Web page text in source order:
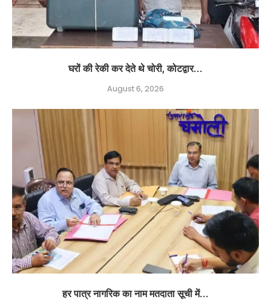
घरों की रेकी कर देते थे चोरी, कोटद्वार...
August 6, 2026
हर पात्र नागरिक का नाम मतदाता सूची में...